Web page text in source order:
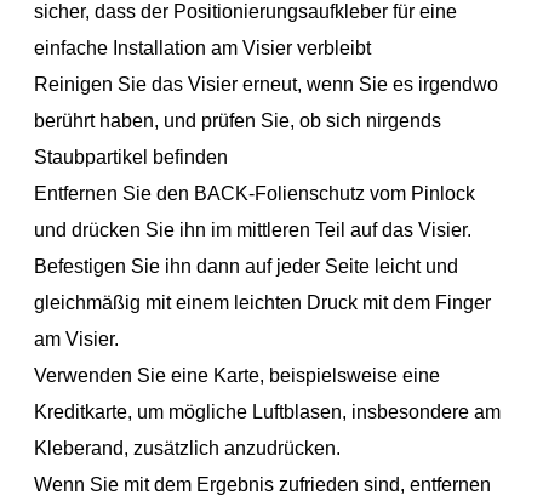
sicher, dass der Positionierungsaufkleber für eine
einfache Installation am Visier verbleibt
Reinigen Sie das Visier erneut, wenn Sie es irgendwo
berührt haben, und prüfen Sie, ob sich nirgends
Staubpartikel befinden
Entfernen Sie den BACK-Folienschutz vom Pinlock
und drücken Sie ihn im mittleren Teil auf das Visier.
Befestigen Sie ihn dann auf jeder Seite leicht und
gleichmäßig mit einem leichten Druck mit dem Finger
am Visier.
Verwenden Sie eine Karte, beispielsweise eine
Kreditkarte, um mögliche Luftblasen, insbesondere am
Kleberand, zusätzlich anzudrücken.
Wenn Sie mit dem Ergebnis zufrieden sind, entfernen